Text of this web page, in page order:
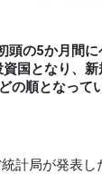
頭の5か月間
国となり、
の順となって
計局が発表